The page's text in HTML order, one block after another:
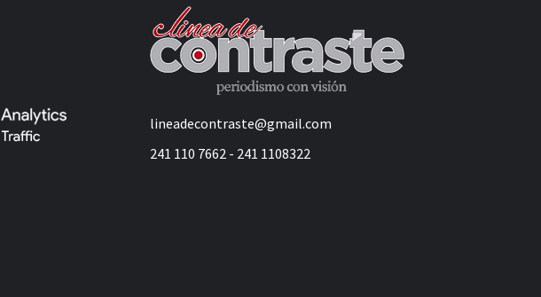
lineadecontraste@gmail.com
241 110 7662 - 241 1108322